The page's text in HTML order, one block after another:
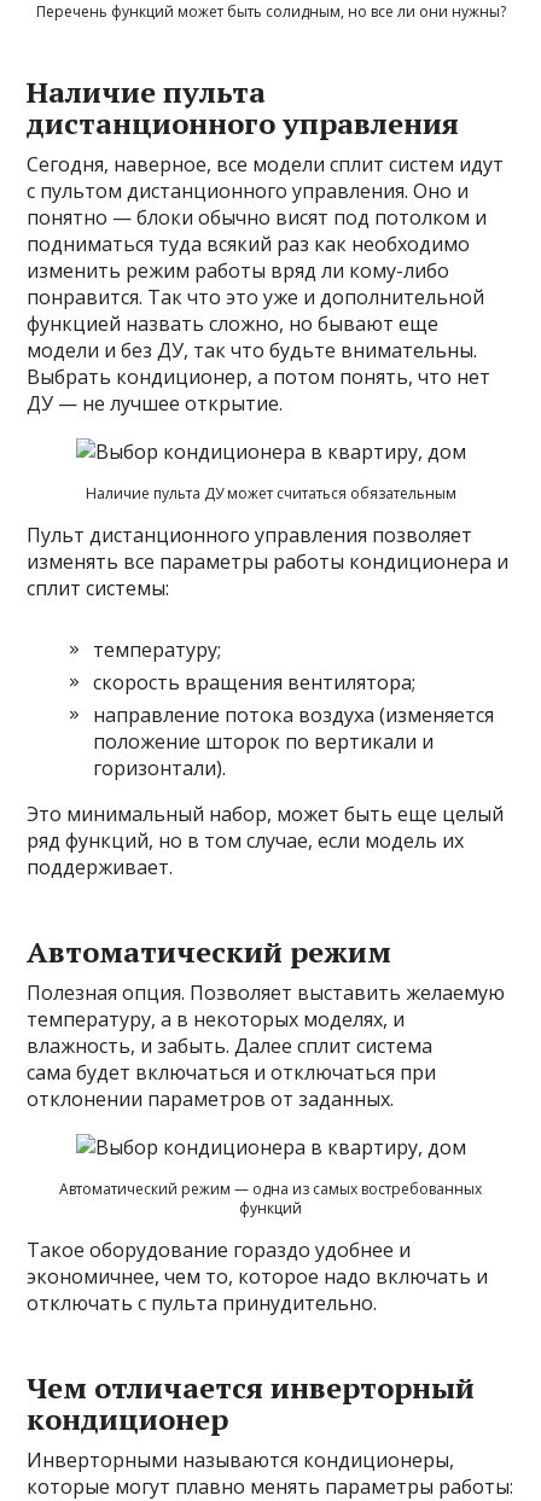
Перечень функций может быть солидным, но все ли они нужны?
Наличие пульта
дистанционного управления
Сегодня, наверное, все модели сплит систем идут
с пультом дистанционного управления. Оно и
понятно — блоки обычно висят под потолком и
подниматься туда всякий раз как необходимо
изменить режим работы вряд ли кому-либо
понравится. Так что это уже и дополнительной
функцией назвать сложно, но бывают еще
модели и без ДУ, так что будьте внимательны.
Выбрать кондиционер, а потом понять, что нет
ДУ — не лучшее открытие.
Наличие пульта ДУ может считаться обязательным
Пульт дистанционного управления позволяет
изменять все параметры работы кондиционера и
сплит системы:
температуру;
скорость вращения вентилятора;
направление потока воздуха (изменяется
положение шторок по вертикали и
горизонтали).
Это минимальный набор, может быть еще целый
ряд функций, но в том случае, если модель их
поддерживает.
Автоматический режим
Полезная опция. Позволяет выставить желаемую
температуру, а в некоторых моделях, и
влажность, и забыть. Далее сплит система
сама будет включаться и отключаться при
отклонении параметров от заданных.
Автоматический режим — одна из самых востребованных
функций
Такое оборудование гораздо удобнее и
экономичнее, чем то, которое надо включать и
отключать с пульта принудительно.
Чем отличается инверторный
кондиционер
Инверторными называются кондиционеры,
которые могут плавно менять параметры работы: